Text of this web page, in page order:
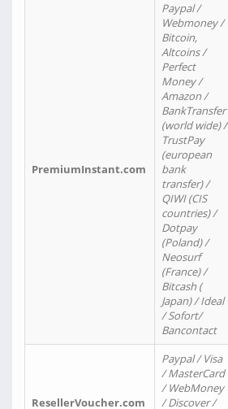
PremiumInstant.com
Paypal /
Webmoney /
Bitcoin,
Altcoins /
Perfect
Money /
Amazon /
BankTransfer
(world wide) /
TrustPay
(european
bank
transfer) /
QIWI (CIS
countries) /
Dotpay
(Poland) /
Neosurf
(France) /
Bitcash (
Japan) / Ideal
/ Sofort/
Bancontact
ResellerVoucher.com
Paypal / Visa
/ MasterCard
/ WebMoney
/ Discover /